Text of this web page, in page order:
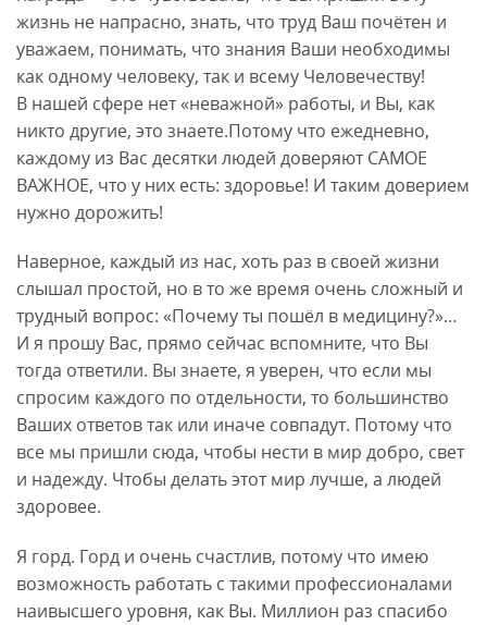
жизнь не напрасно, знать, что труд Ваш почётен и
уважаем, понимать, что знания Ваши необходимы
как одному человеку, так и всему Человечеству!
В нашей сфере нет «неважной» работы, и Вы, как
никто другие, это знаете.Потому что ежедневно,
каждому из Вас десятки людей доверяют САМОЕ
ВАЖНОЕ, что у них есть: здоровье! И таким доверием
нужно дорожить!
Наверное, каждый из нас, хоть раз в своей жизни
слышал простой, но в то же время очень сложный и
трудный вопрос: «Почему ты пошёл в медицину?»…
И я прошу Вас, прямо сейчас вспомните, что Вы
тогда ответили. Вы знаете, я уверен, что если мы
спросим каждого по отдельности, то большинство
Ваших ответов так или иначе совпадут. Потому что
все мы пришли сюда, чтобы нести в мир добро, свет
и надежду. Чтобы делать этот мир лучше, а людей
здоровее.
Я горд. Горд и очень счастлив, потому что имею
возможность работать с такими профессионалами
наивысшего уровня, как Вы. Миллион раз спасибо